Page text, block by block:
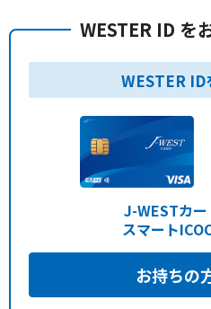
WESTER ID を
WESTER
J-WESTカ
スマート
お持ちの